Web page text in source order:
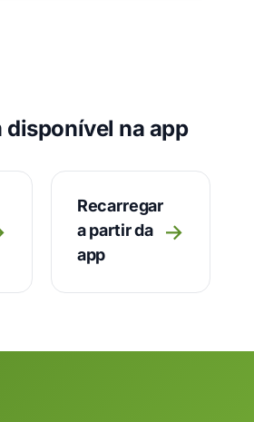
disponível na app
Recarregar
a partir da
app
→